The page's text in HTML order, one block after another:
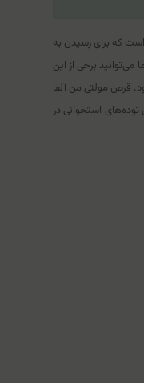
که برای رسیدن به
برخی از این
قرص مولتی من آلفا
استخوانی در